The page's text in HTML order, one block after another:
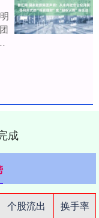
成
个股流出
换手率